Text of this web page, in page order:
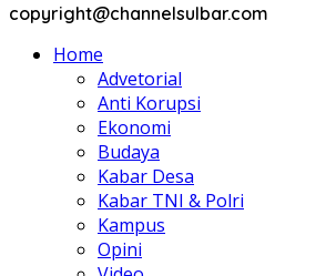
copyright@channelsulbar.com
Home
Advetorial
Anti Korupsi
Ekonomi
Budaya
Kabar Desa
Kabar TNI & Polri
Kampus
Opini